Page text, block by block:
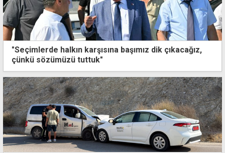
"Seçimlerde halkın karşısına başımız dik çıkacağız,
çünkü sözümüzü tuttuk"